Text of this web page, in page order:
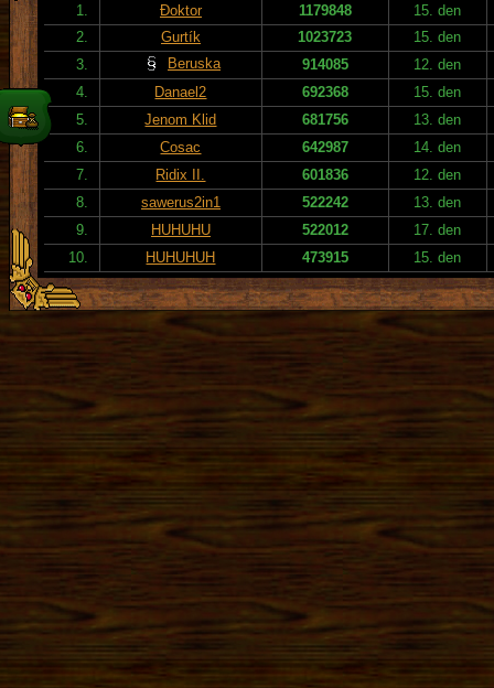
1.
Đoktor 1179848
15. den
2.
Gurtík 1023723
15. den
3.
Beruska 914085
12. den
4.
Danael2 692368
15. den
5.
Jenom Klid 681756
13. den
6.
Cosac 642987
14. den
7.
Ridix II. 601836
12. den
8.
sawerus2in1 522242
13. den
9.
HUHUHU 522012
17. den
10.
HUHUHUH 473915 15. den